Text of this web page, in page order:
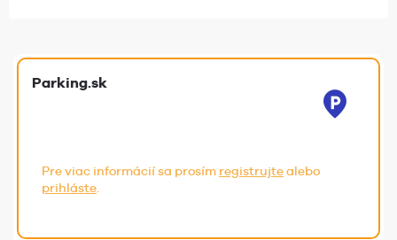
Parking.sk
Pre viac informácií sa prosím registrujtealebo
prihláste